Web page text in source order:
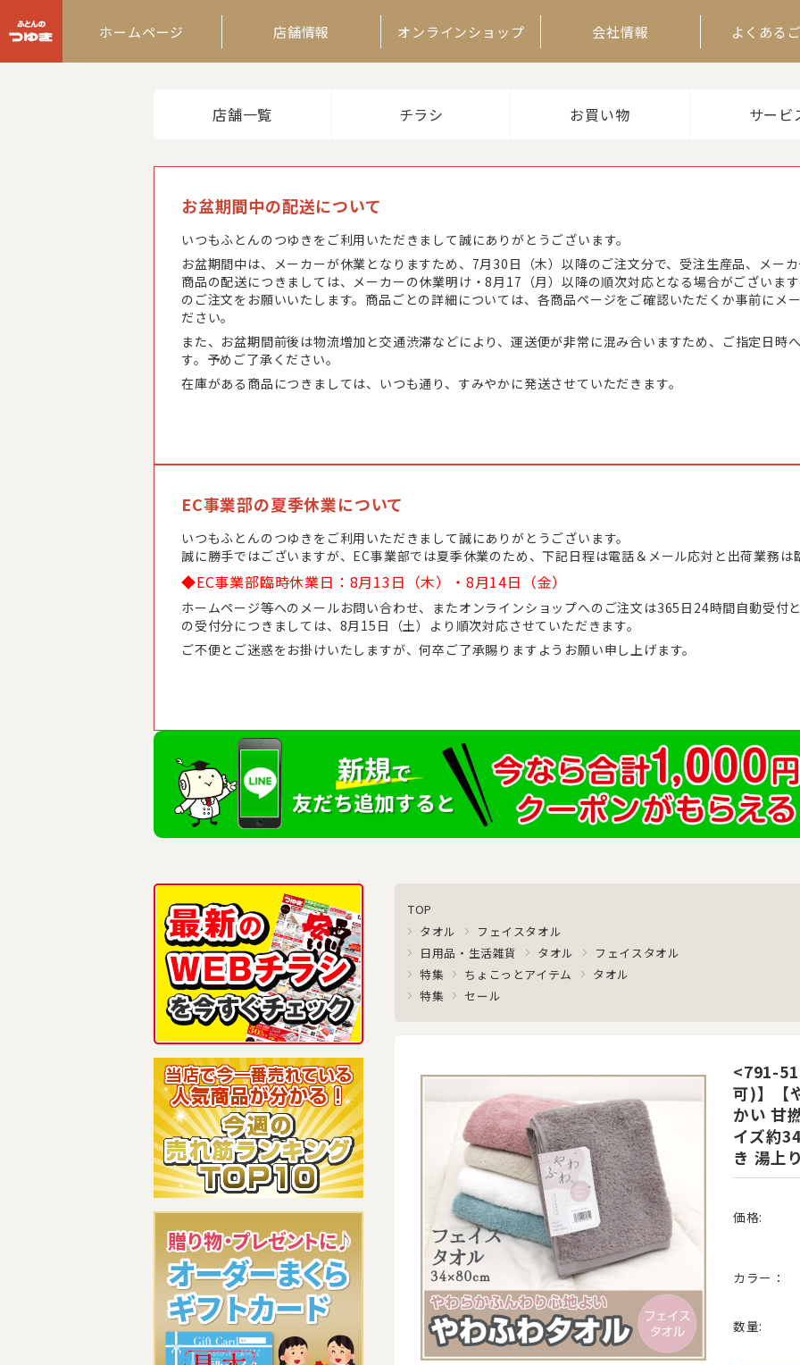
ホームページ 店舗情報 オンラインショップ 会社情報 よくある
店舗一覧 チラシ お買い物 サービ
お盆期間中の配送について
いつもふとんのつゆきをご利用いただきまして誠にありがとうございます。
お盆期間中は、メーカーが休業となりますため、7月30日（木）以降のご注文分で、受注生産品、メー
商品の配送につきましては、メーカーの休業明け・8月17（月）以降の順次対応となる場合がございま
のご注文をお願いいたします。商品ごとの詳細については、各商品ページをご確認いただくか事前にメ
ださい。
また、お盆期間前後は物流増加と交通渋滞などにより、運送便が非常に混み合いますため、ご指定日時
す。予めご了承ください。
在庫がある商品につきましては、いつも通り、すみやかに発送させていただきます。
EC事業部の夏季休業について
いつもふとんのつゆきをご利用いただきまして誠にありがとうございます。
誠に勝手ではございますが、EC事業部では夏季休業のため、下記日程は電話＆メール応対と出荷業務は
◆EC事業部臨時休業日：8月13日（木）・8月14日（金）
ホームページ等へのメールお問い合わせ、またオンラインショップへのご注文は365日24時間自動受付
の受付分につきましては、8月15日（土）より順次対応させていただきます。
ご不便とご迷惑をお掛けいたしますが、何卒ご了承賜りますようお願い申し上げます。
TOP
タオル
フェイスタオル
日用品・生活雑貨
タオル
フェイスタオル
特集
ちょこっとアイテム
タオル
特集
セール
<791-
可)】【
かい 甘
イズ約
き 湯上
価格:
カラー：
数量: